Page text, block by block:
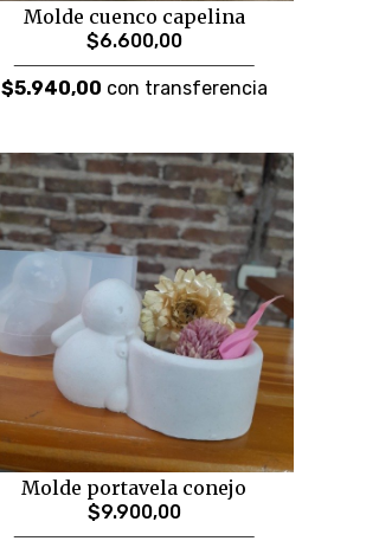
Molde cuenco capelina
$6.600,00
$5.940,00 con transferencia
Molde portavela conejo
$9.900,00